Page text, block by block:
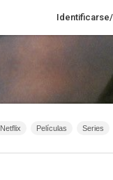
Series
Películas
Netflix